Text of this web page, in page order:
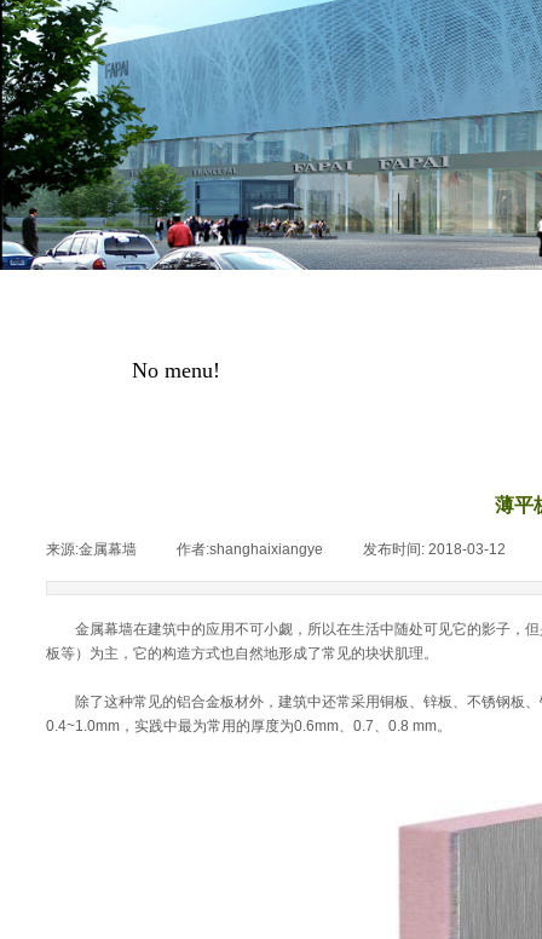
No menu!
薄平
来源:金属幕墙 作者:shanghaixiangye 发布时间: 2018-03-12
金属幕墙在建筑中的应用不可小觑，所以在生活中随处可见它的影子，但
板等）为主，它的构造方式也自然地形成了常见的块状肌理。
除了这种常见的铝合金板材外，建筑中还常采用铜板、锌板、不锈钢板、
0.4~1.0mm，实践中最为常用的厚度为0.6mm、0.7、0.8 mm。